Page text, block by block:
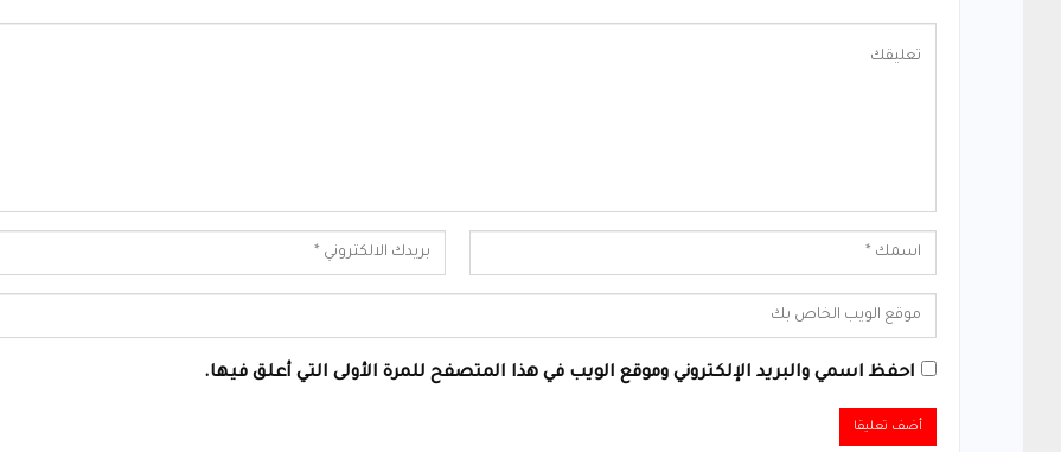
احفظ اسمي والبريد الإلكتروني وموقع الويب في هذا المتصفح للمرة الأولى التي أعلق فيها.